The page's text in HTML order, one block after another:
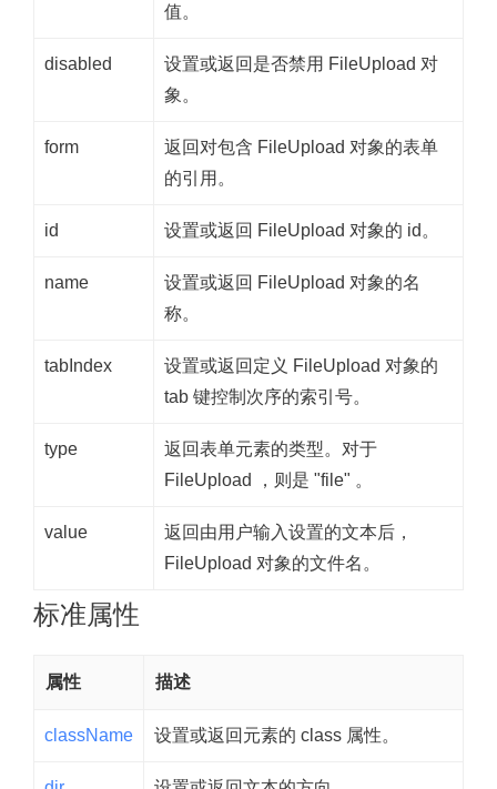
值。
disabled
设置或返回是否禁用 FileUpload 对
象。
form
返回对包含 FileUpload 对象的表单
的引用。
id 设置或返回 FileUpload 对象的 id。
name
设置或返回 FileUpload 对象的名
称。
tabIndex
设置或返回定义 FileUpload 对象的
tab 键控制次序的索引号。
type
返回表单元素的类型。对于
FileUpload ，则是 "file" 。
value
返回由用户输入设置的文本后，
FileUpload 对象的文件名。
标准属性
属性 描述
className 设置或返回元素的 class 属性。